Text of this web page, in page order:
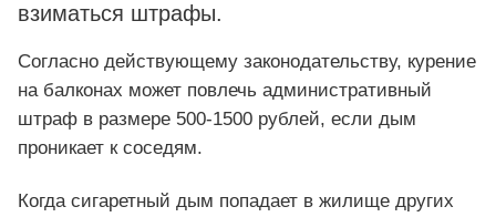
взиматься штрафы.
Согласно действующему законодательству, курение
на балконах может повлечь административный
штраф в размере 500-1500 рублей, если дым
проникает к соседям.
Когда сигаретный дым попадает в жилище других